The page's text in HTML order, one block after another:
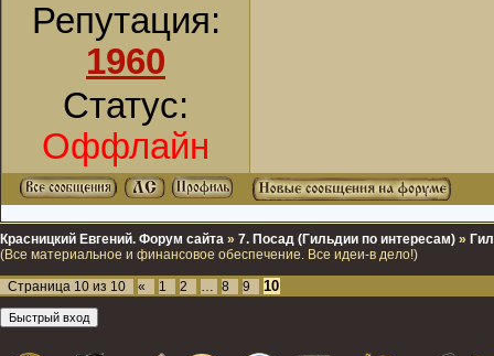
Репутация:
1960
Статус:
Оффлайн
Красницкий Евгений. Форум сайта » 7. Посад (Гильдии по интересам) »
(Все материальное и финансовое обеспечение. Все идеи-в дело!)
Страница 10 из 10 « 1 2 … 8 9 10